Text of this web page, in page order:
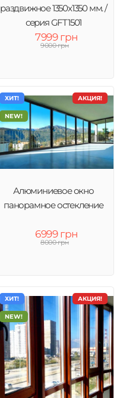
раздвижное 1350x1350 мм. /
серия GFT1501
7999 грн
9000 грн
АКЦИЯ!
ХИТ!
NEW!
Алюминиевое окно
панорамное остекление
6999 грн
8000 грн
АКЦИЯ!
ХИТ!
NEW!